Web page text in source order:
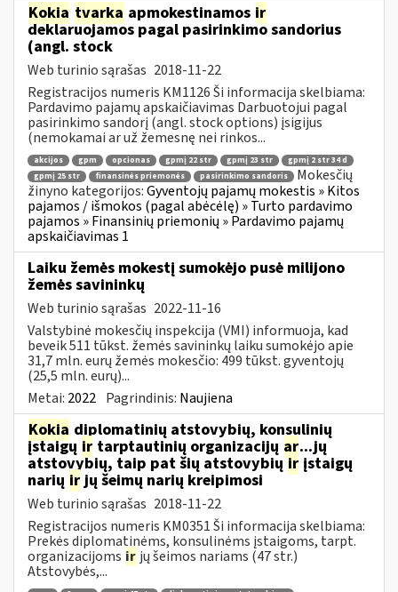
Kokia tvarka apmokestinamos ir
deklaruojamos pagal pasirinkimo sandorius
(angl. stock
Web turinio sąrašas 2018-11-22
Registracijos numeris KM1126 Ši informacija skelbiama:
Pardavimo pajamų apskaičiavimas Darbuotojui pagal
pasirinkimo sandorį (angl. stock options) įsigijus
(nemokamai ar už žemesnę nei rinkos...
akcijos gpm opcionas gpmį 22 str gpmį 23 str
gpmį 2 str 34 d
gpmį 25 str
finansinės priemonės pasirinkimo sandoris
Mokesčių
žinyno kategorijos:Gyventojų pajamų mokestis » Kitos
pajamos / išmokos (pagal abėcėlę) » Turto pardavimo
pajamos » Finansinių priemonių » Pardavimo pajamų
apskaičiavimas 1
Laiku žemės mokestį sumokėjo pusė milijono
žemės savininkų
Web turinio sąrašas 2022-11-16
Valstybinė mokesčių inspekcija (VMI) informuoja, kad
beveik 511 tūkst. žemės savininkų laiku sumokėjo apie
31,7 mln. eurų žemės mokesčio: 499 tūkst. gyventojų
(25,5 mln. eurų)...
Metai: 2022 Pagrindinis: Naujiena
Kokia diplomatinių atstovybių, konsulinių
įstaigų ir tarptautinių organizacijų ar...jų
atstovybių, taip pat šių atstovybiųir įstaigų
narių irjų šeimų narių kreipimosi
Web turinio sąrašas 2018-11-22
Registracijos numeris KM0351 Ši informacija skelbiama:
Prekės diplomatinėms, konsulinėms įstaigoms, tarpt.
organizacijoms ir jų šeimos nariams (47 str.)
Atstovybės,...